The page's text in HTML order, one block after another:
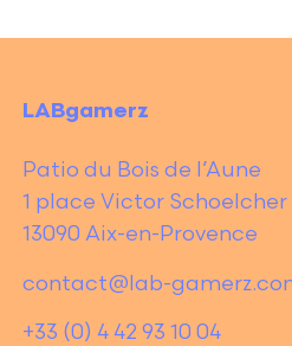
LABgamerz
Patio du Bois de l’Aune
1 place Victor Schoelcher
13090 Aix-en-Provence
contact@lab-
+33 (0) 4 42 93 10 04